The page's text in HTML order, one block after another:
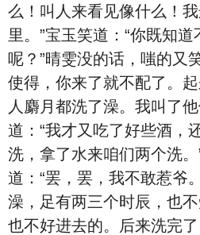
么！叫人来看见像什么！
里。”宝玉笑道：“你既知
呢？”晴雯没的话，嗤的又
使得，你来了就不配了。
人麝月都洗了澡。我叫了
道：“我才又吃了好些酒，
洗，拿了水来咱们两个洗
道：“罢，罢，我不敢惹爷
澡，足有两三个时辰，也
也不好进去的。后来洗完